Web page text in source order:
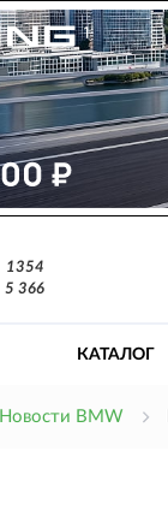
1354
5 366
КАТАЛОГ
Новости BMW